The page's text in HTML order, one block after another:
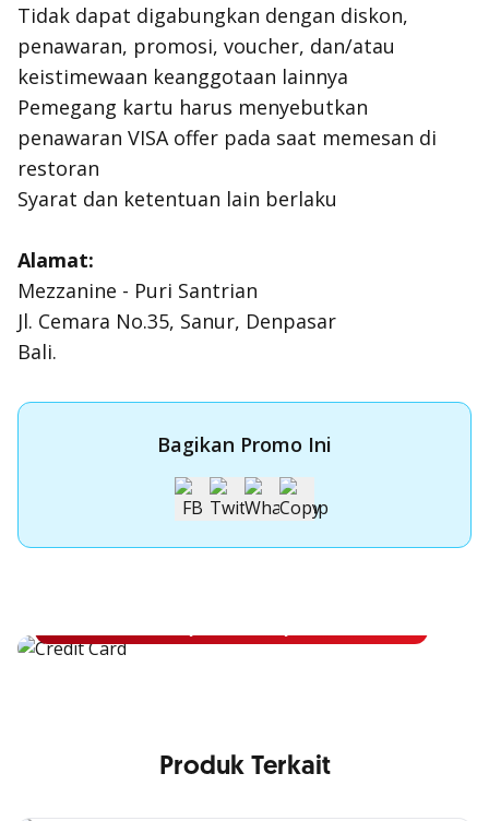
Tidak dapat digabungkan dengan diskon,
penawaran, promosi, voucher, dan/atau
keistimewaan keanggotaan lainnya
Pemegang kartu harus menyebutkan
penawaran VISA offer pada saat memesan di
restoran
Syarat dan ketentuan lain berlaku
Alamat:
Mezzanine - Puri Santrian
Jl. Cemara No.35, Sanur, Denpasar
Bali.
Bagikan Promo Ini
Apply Kartu Kredit OCBC NISP
Produk Terkait